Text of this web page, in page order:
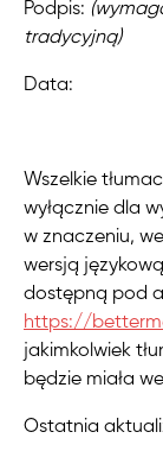
Podpis:
tradycyjną)
Data:
Wszelkie
wyłącznie dla
w znaczeniu,
wersją
dostępną pod
https://
jakimkolwiek
będzie miała
Ostatnia